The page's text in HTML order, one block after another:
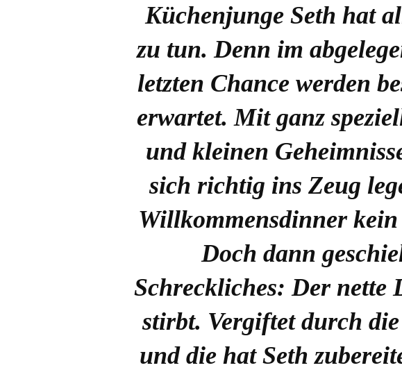
Küchenjunge Seth hat
zu tun. Denn im
letzten Chance werden
erwartet. Mit ganz
und kleinen
sich richtig ins Zeug
Willkommensdinner
Doch dann
Schreckliches: Der nette
stirbt. Vergiftet durch
und die hat Seth